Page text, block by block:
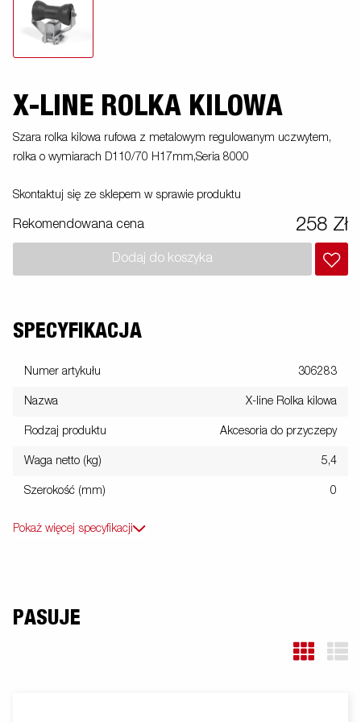
X-LINE ROLKA KILOWA
Szara rolka kilowa rufowa z metalowym regulowanym uczwytem,
rolka o wymiarach D110/70 H17mm,Seria 8000
Skontaktuj się ze sklepem w sprawie produktu
Rekomendowana cena 258 Zł
Dodaj do koszyka
SPECYFIKACJA
Numer artykułu 306283
Nazwa X-line Rolka kilowa
Rodzaj produktu Akcesoria do przyczepy
Waga netto (kg) 5,4
Szerokość (mm) 0
Pokaż więcej specyfikacji
PASUJE